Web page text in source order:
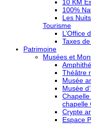
10 KM
100%
Les
Tourisme
L’Office
Taxes
Patrimoine
Musées et
Théâtre
Musée
Musée
chapelle
Crypte
Espace